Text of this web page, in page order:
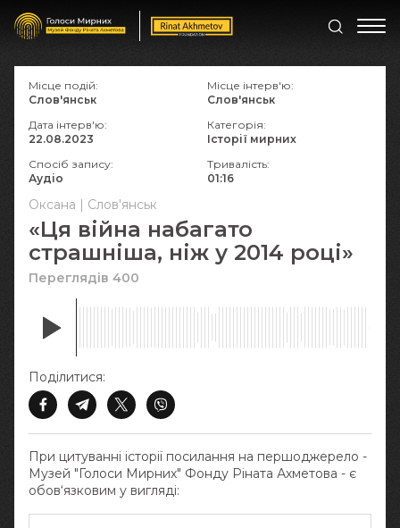
Оксана | Слов'янськ
«Ця війна набагато
страшніша, ніж у 2014 році»
Переглядів 400
При цитуванні історії посилання на першоджерело -
Музей "Голоси Мирних" Фонду Ріната Ахметова - є
обов‘язковим у вигляді:
Поділитися:
Місце подій:
Слов'янськ
Місце інтерв'ю:
Слов'янськ
Дата інтерв'ю:
22.08.2023
Категорія:
Історії мирних
Спосіб запису:
Аудіо
Тривалість:
01:16